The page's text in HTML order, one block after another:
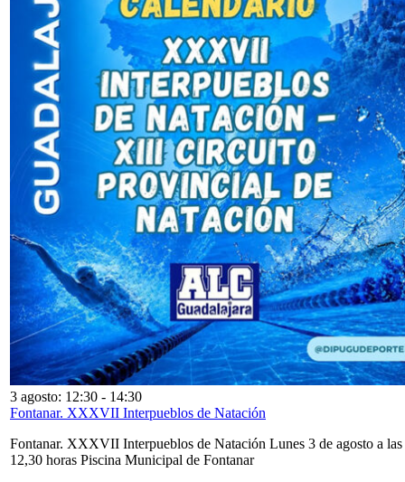
3 agosto: 12:30 - 14:30
Fontanar. XXXVII Interpueblos de Natación
Fontanar. XXXVII Interpueblos de Natación Lunes 3 de agosto a las
12,30 horas Piscina Municipal de Fontanar